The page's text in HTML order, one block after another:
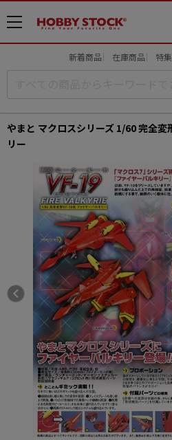
メ
ニ
新着商品 在庫商品 特
やまと マクロスシリーズ 1/60 完全
リー